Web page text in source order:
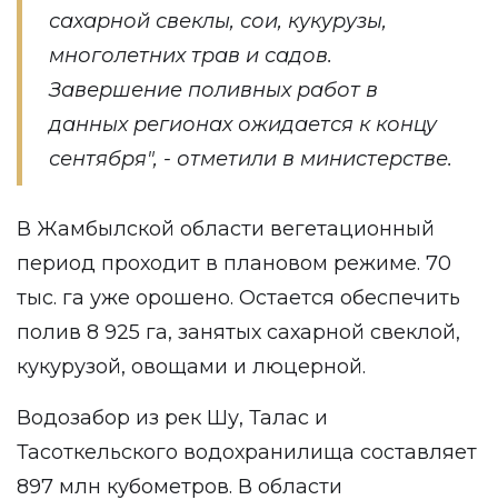
сахарной свеклы, сои, кукурузы,
многолетних трав и садов.
Завершение поливных работ в
данных регионах ожидается к концу
сентября", - отметили в министерстве.
В Жамбылской области вегетационный
период проходит в плановом режиме. 70
тыс. га уже орошено. Остается обеспечить
полив 8 925 га, занятых сахарной свеклой,
кукурузой, овощами и люцерной.
Водозабор из рек Шу, Талас и
Тасоткельского водохранилища составляет
897 млн кубометров. В области